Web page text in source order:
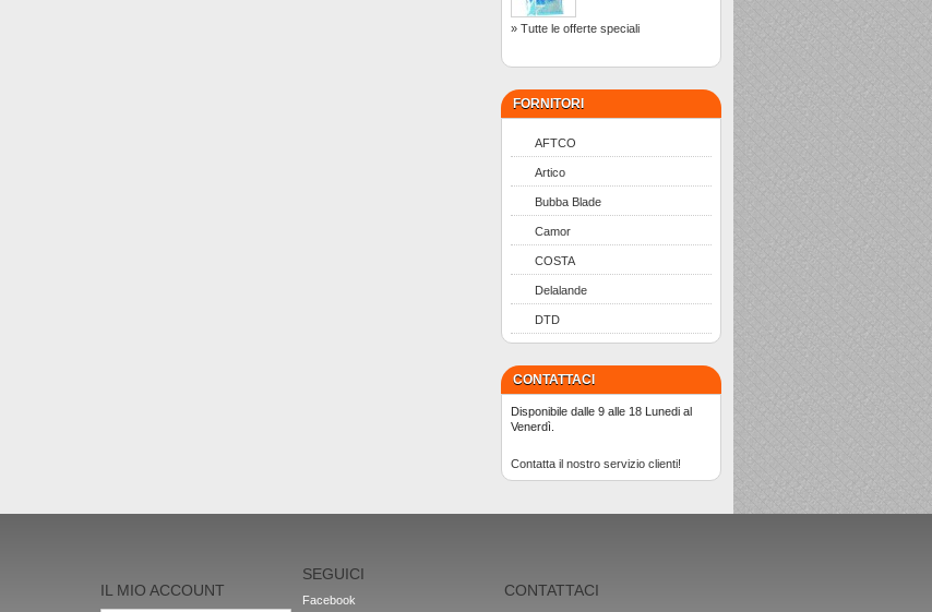
» Tutte le offerte speciali
FORNITORI
AFTCO
Artico
Bubba Blade
Camor
COSTA
Delalande
DTD
CONTATTACI
Disponibile dalle 9 alle 18 Lunedi al
Venerdì.
Contatta il nostro servizio clienti!
IL MIO ACCOUNT
SEGUICI
Facebook
CONTATTACI